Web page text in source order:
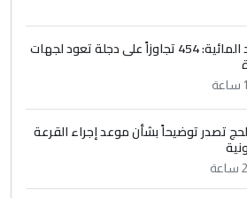
الموارد المائية: 454 تجاوزاً على دجلة تعود لجهات
تصدر توضيحاً بشأن موعد إجراء القرعة